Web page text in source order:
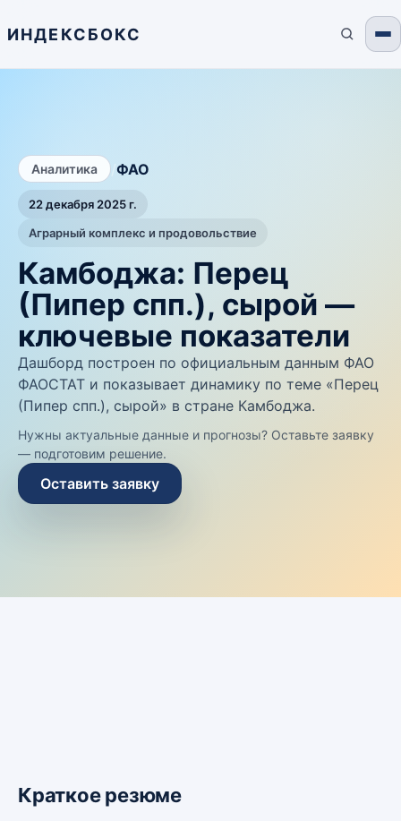
ИНДЕКСБОКС
Аналитика ФАО
22 декабря 2025 г.
Аграрный комплекс и продовольствие
Камбоджа: Перец
(Пипер спп.), сырой —
ключевые показатели
Дашборд построен по официальным данным ФАО
ФАОСТАТ и показывает динамику по теме «Перец
(Пипер спп.), сырой» в стране Камбоджа.
Нужны актуальные данные и прогнозы? Оставьте заявку
— подготовим решение.
Оставить заявку
Краткое резюме